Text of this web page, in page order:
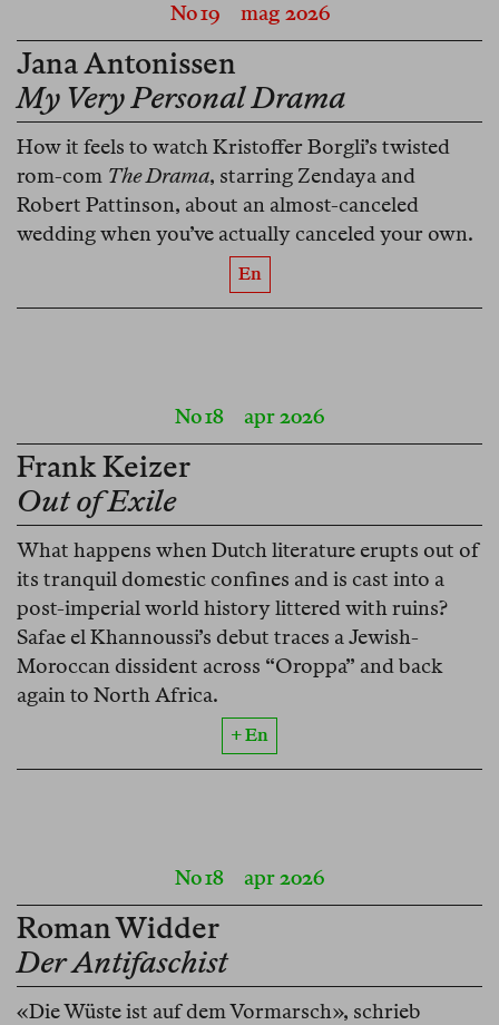
No 19 mag 2026
Jana Antonissen
My Very Personal Drama
How it feels to watch Kristoffer Borgli’s twisted
rom-com The Drama, starring Zendaya and
Robert Pattinson, about an almost-canceled
wedding when you’ve actually canceled your own.
En
No 18 apr 2026
Frank Keizer
Out of Exile
What happens when Dutch literature erupts out of
its tranquil domestic confines and is cast into a
post-imperial world history littered with ruins?
Safae el Khannoussi’s debut traces a Jewish-
Moroccan dissident across “Oroppa” and back
again to North Africa.
+ En
No 18 apr 2026
Roman Widder
Der Antifaschist
«Die Wüste ist auf dem Vormarsch», schrieb